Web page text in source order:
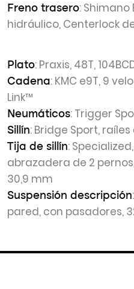
Freno trasero: Shimano
hidráulico, Centerlock
Plato: Praxis, 48T,
Cadena: KMC e9T, 9
Link™
Neumáticos: Trigger
Sillín: Bridge Sport,
Tija de sillín:
abrazadera de 2
30,9 mm
Suspensión descripción
pared, con pasadores,